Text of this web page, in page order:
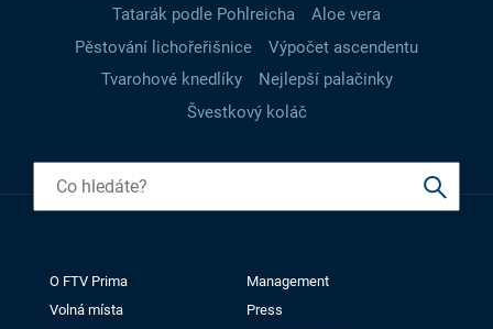
Tatarák podle Pohlreicha
Aloe vera
Pěstování lichořeřišnice
Výpočet ascendentu
Tvarohové knedlíky
Nejlepší palačinky
Švestkový koláč
O FTV Prima
Management
Volná místa
Press